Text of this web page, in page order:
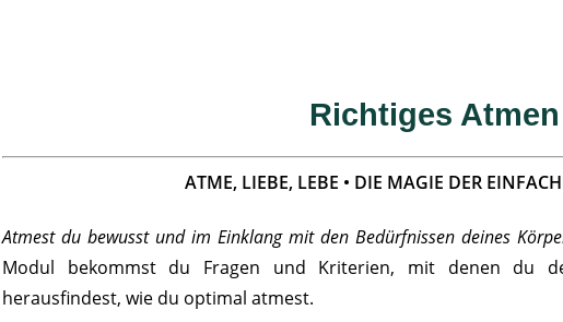
Richtiges Atmen
ATME, LIEBE, LEBE • DIE MAGIE DER
Atmest du bewusst und im Einklang mit den Bedürfnissen deines
Modul bekommst du Fragen und Kriterien, mit denen du
herausfindest, wie du optimal atmest.